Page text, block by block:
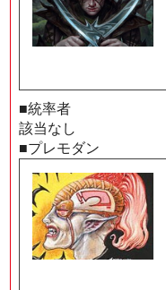
■統率者
該当なし
■プレモダン